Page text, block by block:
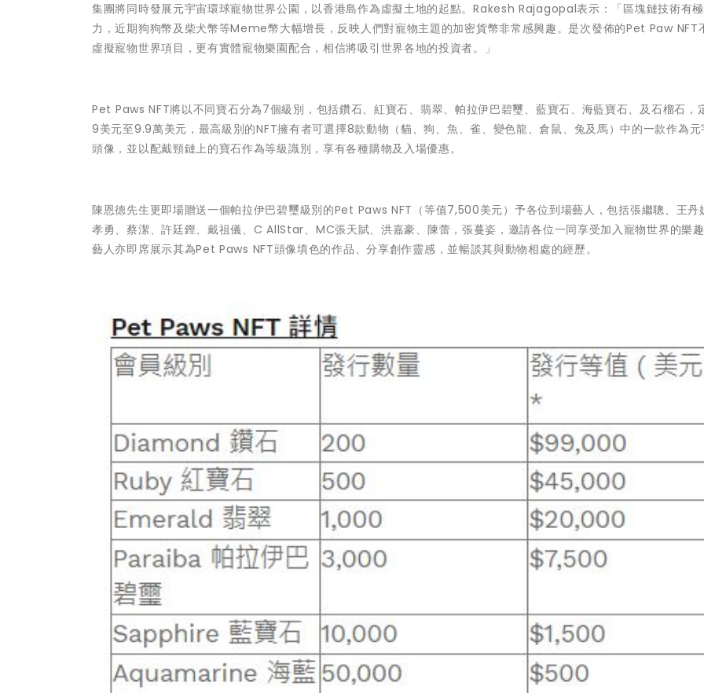
集團將同時發展元宇宙環球寵物世界公園，以香港島作為虛擬土地的起點。Rakesh Rajagopal表示：「區塊鏈技術有
力，近期狗狗幣及柴犬幣等Meme幣大幅增長，反映人們對寵物主題的加密貨幣非常感興趣。是次發佈的Pet Paw NFT
虛擬寵物世界項目，更有實體寵物樂園配合，相信將吸引世界各地的投資者。」
Pet Paws NFT將以不同寶石分為7個級別，包括鑽石、紅寶石、翡翠、帕拉伊巴碧璽、藍寶石、海藍寶石、及石榴石，
9美元至9.9萬美元，最高級別的NFT擁有者可選擇8款動物（貓、狗、魚、雀、變色龍、倉鼠、兔及馬）中的一款作為
頭像，並以配戴頸鏈上的寶石作為等級識別，享有各種購物及入場優惠。
陳恩德先生更即場贈送一個帕拉伊巴碧璽級別的Pet Paws NFT（等值7,500美元）予各位到場藝人，包括張繼聰、王丹
孝勇、蔡潔、許廷鏗、戴祖儀、C AllStar、MC張天賦、洪嘉豪、陳蕾，張蔓姿，邀請各位一同享受加入寵物世界的樂
藝人亦即席展示其為Pet Paws NFT頭像填色的作品、分享創作靈感，並暢談其與動物相處的經歷。